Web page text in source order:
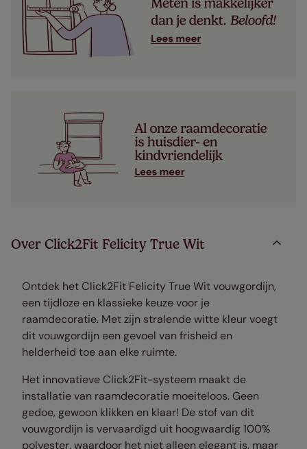
Over Click2Fit Felicity True Wit
Ontdek het Click2Fit Felicity True Wit vouwgordijn,
een tijdloze en klassieke keuze voor je
raamdecoratie. Met zijn stralende witte kleur voegt
dit vouwgordijn een gevoel van frisheid en
helderheid toe aan elke ruimte.
Het innovatieve Click2Fit-systeem maakt de
installatie van raamdecoratie moeiteloos. Geen
gedoe, gewoon klikken en klaar! De stof van dit
vouwgordijn is vervaardigd uit hoogwaardig 100%
polyester, waardoor het niet alleen elegant is, maar